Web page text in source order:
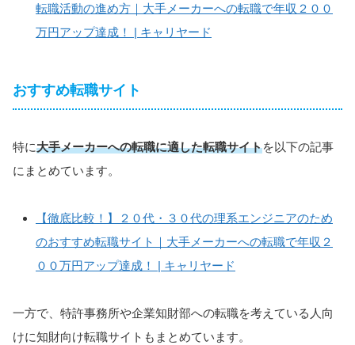
転職活動の進め方｜大手メーカーへの転職で年収２００
万円アップ達成！ | キャリヤード
おすすめ転職サイト
特に大手メーカーへの転職に適した転職サイトを以下の記事
にまとめています。
【徹底比較！】２０代・３０代の理系エンジニアのため
のおすすめ転職サイト｜大手メーカーへの転職で年収２
００万円アップ達成！ | キャリヤード
一方で、特許事務所や企業知財部への転職を考えている人向
けに知財向け転職サイトもまとめています。